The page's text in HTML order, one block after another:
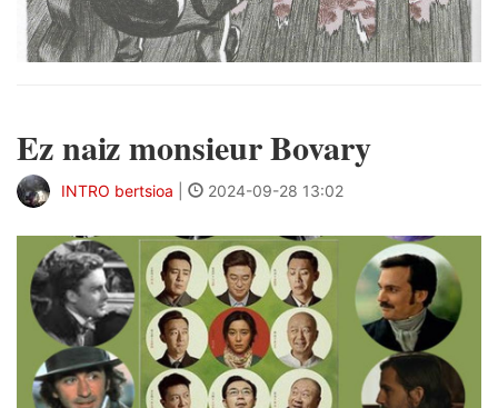
Ez naiz monsieur Bovary
INTRO bertsioa 2024-09-28 13:02